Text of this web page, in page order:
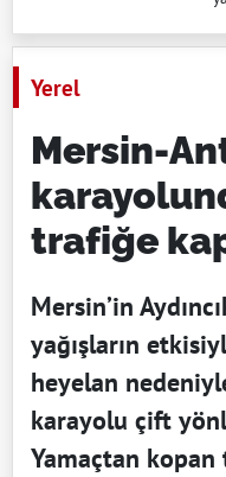
Yerel
Mersin-
trafiğe
Mersin’in
yağışların
heyelan
karayolu çift
Yamaçtan